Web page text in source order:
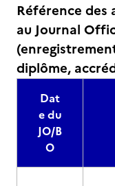
Référence des
au Journal
diplôme,
Dat
e du
JO/B
O